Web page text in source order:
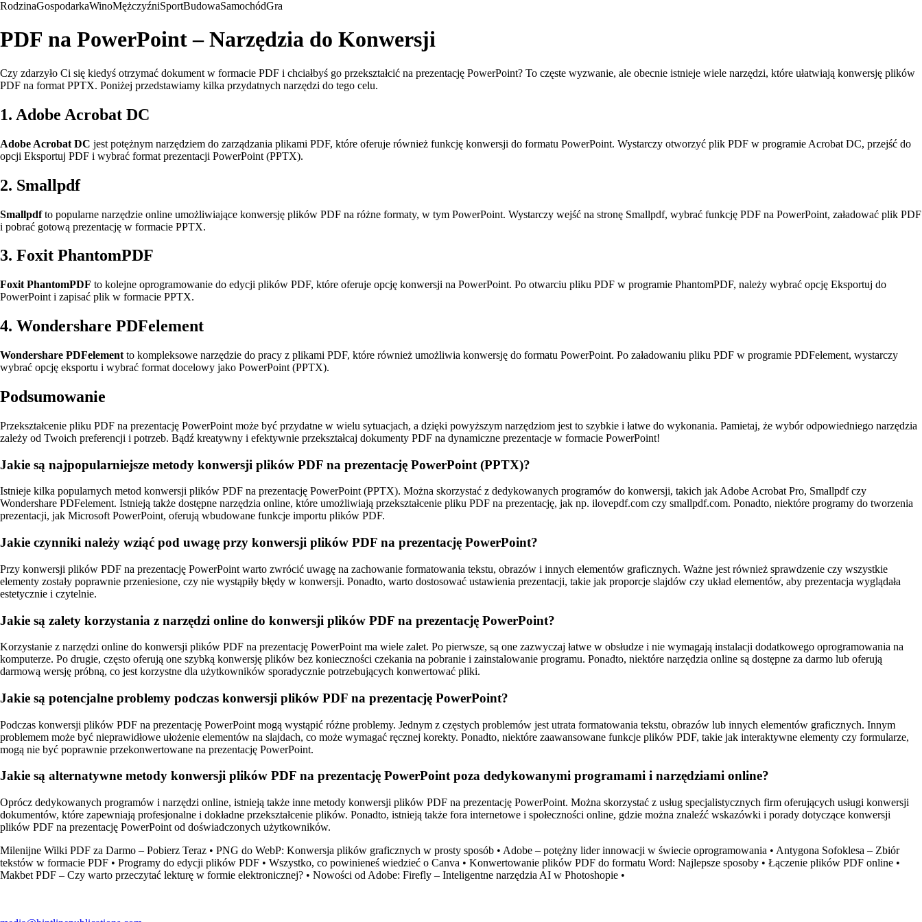
RodzinaGospodarkaWinoMężczyźniSportBudowaSamochódGra
PDF na PowerPoint – Narzędzia do Konwersji
Czy zdarzyło Ci się kiedyś otrzymać dokument w formacie PDF i chciałbyś go przekształcić na prezentację PowerPoint? To częste wyzwanie, ale obecnie istnieje wiele narzędzi, które ułatwiają konwersję plików
PDF na format PPTX. Poniżej przedstawiamy kilka przydatnych narzędzi do tego celu.
1. Adobe Acrobat DC
Adobe Acrobat DC jest potężnym narzędziem do zarządzania plikami PDF, które oferuje również funkcję konwersji do formatu PowerPoint. Wystarczy otworzyć plik PDF w programie Acrobat DC, przejść do
opcji Eksportuj PDF i wybrać format prezentacji PowerPoint (PPTX).
2. Smallpdf
Smallpdfto popularne narzędzie online umożliwiające konwersję plików PDF na różne formaty, w tym PowerPoint. Wystarczy wejść na stronę Smallpdf, wybrać funkcję PDF na PowerPoint, załadować plik PDF
i pobrać gotową prezentację w formacie PPTX.
3. Foxit PhantomPDF
Foxit PhantomPDF to kolejne oprogramowanie do edycji plików PDF, które oferuje opcję konwersji na PowerPoint. Po otwarciu pliku PDF w programie PhantomPDF, należy wybrać opcję Eksportuj do
PowerPoint i zapisać plik w formacie PPTX.
4. Wondershare PDFelement
Wondershare PDFelement to kompleksowe narzędzie do pracy z plikami PDF, które również umożliwia konwersję do formatu PowerPoint. Po załadowaniu pliku PDF w programie PDFelement, wystarczy
wybrać opcję eksportu i wybrać format docelowy jako PowerPoint (PPTX).
Podsumowanie
Przekształcenie pliku PDF na prezentację PowerPoint może być przydatne w wielu sytuacjach, a dzięki powyższym narzędziom jest to szybkie i łatwe do wykonania. Pamietaj, że wybór odpowiedniego narzędzia
zależy od Twoich preferencji i potrzeb. Bądź kreatywny i efektywnie przekształcaj dokumenty PDF na dynamiczne prezentacje w formacie PowerPoint!
Jakie są najpopularniejsze metody konwersji plików PDF na prezentację PowerPoint (PPTX)?
Istnieje kilka popularnych metod konwersji plików PDF na prezentację PowerPoint (PPTX). Można skorzystać z dedykowanych programów do konwersji, takich jak Adobe Acrobat Pro, Smallpdf czy
Wondershare PDFelement. Istnieją także dostępne narzędzia online, które umożliwiają przekształcenie pliku PDF na prezentację, jak np. ilovepdf.com czy smallpdf.com. Ponadto, niektóre programy do tworzenia
prezentacji, jak Microsoft PowerPoint, oferują wbudowane funkcje importu plików PDF.
Jakie czynniki należy wziąć pod uwagę przy konwersji plików PDF na prezentację PowerPoint?
Przy konwersji plików PDF na prezentację PowerPoint warto zwrócić uwagę na zachowanie formatowania tekstu, obrazów i innych elementów graficznych. Ważne jest również sprawdzenie czy wszystkie
elementy zostały poprawnie przeniesione, czy nie wystąpiły błędy w konwersji. Ponadto, warto dostosować ustawienia prezentacji, takie jak proporcje slajdów czy układ elementów, aby prezentacja wyglądała
estetycznie i czytelnie.
Jakie są zalety korzystania z narzędzi online do konwersji plików PDF na prezentację PowerPoint?
Korzystanie z narzędzi online do konwersji plików PDF na prezentację PowerPoint ma wiele zalet. Po pierwsze, są one zazwyczaj łatwe w obsłudze i nie wymagają instalacji dodatkowego oprogramowania na
komputerze. Po drugie, często oferują one szybką konwersję plików bez konieczności czekania na pobranie i zainstalowanie programu. Ponadto, niektóre narzędzia online są dostępne za darmo lub oferują
darmową wersję próbną, co jest korzystne dla użytkowników sporadycznie potrzebujących konwertować pliki.
Jakie są potencjalne problemy podczas konwersji plików PDF na prezentację PowerPoint?
Podczas konwersji plików PDF na prezentację PowerPoint mogą wystąpić różne problemy. Jednym z częstych problemów jest utrata formatowania tekstu, obrazów lub innych elementów graficznych. Innym
problemem może być nieprawidłowe ułożenie elementów na slajdach, co może wymagać ręcznej korekty. Ponadto, niektóre zaawansowane funkcje plików PDF, takie jak interaktywne elementy czy formularze,
mogą nie być poprawnie przekonwertowane na prezentację PowerPoint.
Jakie są alternatywne metody konwersji plików PDF na prezentację PowerPoint poza dedykowanymi programami i narzędziami online?
Oprócz dedykowanych programów i narzędzi online, istnieją także inne metody konwersji plików PDF na prezentację PowerPoint. Można skorzystać z usług specjalistycznych firm oferujących usługi konwersji
dokumentów, które zapewniają profesjonalne i dokładne przekształcenie plików. Ponadto, istnieją także fora internetowe i społeczności online, gdzie można znaleźć wskazówki i porady dotyczące konwersji
plików PDF na prezentację PowerPoint od doświadczonych użytkowników.
Milenijne Wilki PDF za Darmo – Pobierz Teraz • PNG do WebP: Konwersja plików graficznych w prosty sposób • Adobe – potężny lider innowacji w świecie oprogramowania • Antygona Sofoklesa – Zbiór
tekstów w formacie PDF • Programy do edycji plików PDF • Wszystko, co powinieneś wiedzieć o Canva • Konwertowanie plików PDF do formatu Word: Najlepsze sposoby • Łączenie plików PDF online •
Makbet PDF – Czy warto przeczytać lekturę w formie elektronicznej? • Nowości od Adobe: Firefly – Inteligentne narzędzia AI w Photoshopie •